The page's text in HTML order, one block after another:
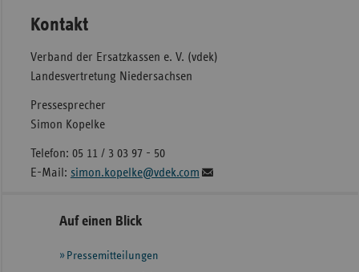
Kontakt
Verband der Ersatzkassen e. V. (vdek)
Landesvertretung Niedersachsen
Pressesprecher
Simon Kopelke
Telefon: 05 11 / 3 03 97 - 50
E-Mail: simon.kopelke@vdek.com
Seitennavigation
Seitenleiste
weiteren
Auf einen Blick
Pressemitteilungen